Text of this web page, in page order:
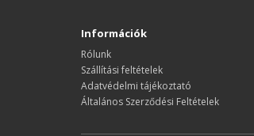
Információk
Rólunk
Szállítási feltételek
Adatvédelmi tájékoztató
Általános Szerződési Feltételek